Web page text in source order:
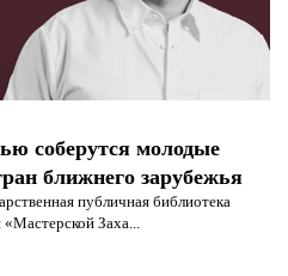
соберутся молодые
ближнего зарубежья
публичная библиотека
«Мастерской Заха...